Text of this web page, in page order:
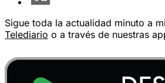
Sigue toda la actualidad minuto a
Telediario o a través de nuestras